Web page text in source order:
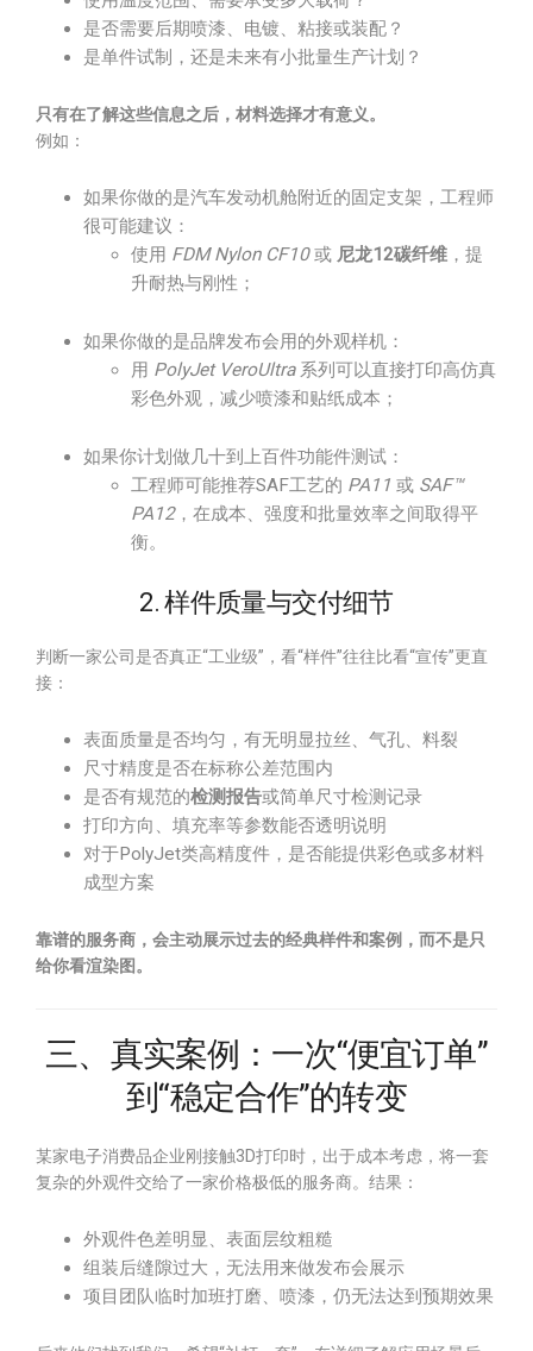
是否需要后期喷漆、电镀、粘接或装配？
是单件试制，还是未来有小批量生产计划？
只有在了解这些信息之后，材料选择才有意义。
例如：
如果你做的是汽车发动机舱附近的固定支架，工程师
很可能建议：
使用 FDM Nylon CF10或 尼龙12碳纤维 ，提
升耐热与刚性；
如果你做的是品牌发布会用的外观样机：
用 PolyJet VeroUltra系列可以直接打印高仿真
彩色外观，减少喷漆和贴纸成本；
如果你计划做几十到上百件功能件测试：
工程师可能推荐SAF工艺的 PA11 或 SAF™
PA12，在成本、强度和批量效率之间取得平
衡。
2. 样件质量与交付细节
判断一家公司是否真正“工业级”，看“样件”往往比看“宣传”更直
接：
表面质量是否均匀，有无明显拉丝、气孔、料裂
尺寸精度是否在标称公差范围内
是否有规范的检测报告或简单尺寸检测记录
打印方向、填充率等参数能否透明说明
对于PolyJet类高精度件，是否能提供彩色或多材料
成型方案
靠谱的服务商，会主动展示过去的经典样件和案例，而不是只
给你看渲染图。
三、真实案例：一次“便宜订单”
到“稳定合作”的转变
某家电子消费品企业刚接触3D打印时，出于成本考虑，将一套
复杂的外观件交给了一家价格极低的服务商。结果：
外观件色差明显、表面层纹粗糙
组装后缝隙过大，无法用来做发布会展示
项目团队临时加班打磨、喷漆，仍无法达到预期效果